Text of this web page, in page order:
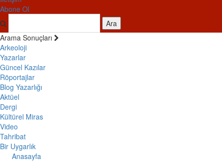
Abone Ol
Ara
Arama Sonuçları
Arkeoloji
Yazarlar
Güncel Kazılar
Röportajlar
Blog Yazarlığı
Aktüel
Dergi
Kültürel Miras
Video
Tahribat
Bir Uygarlık
Anasayfa